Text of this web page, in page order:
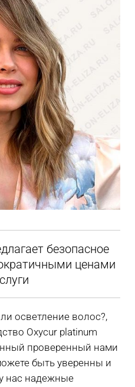
безопасное
ценами
осветление волос?,
Oxycur platinum
проверенный нами
быть уверенны и
нас надежные